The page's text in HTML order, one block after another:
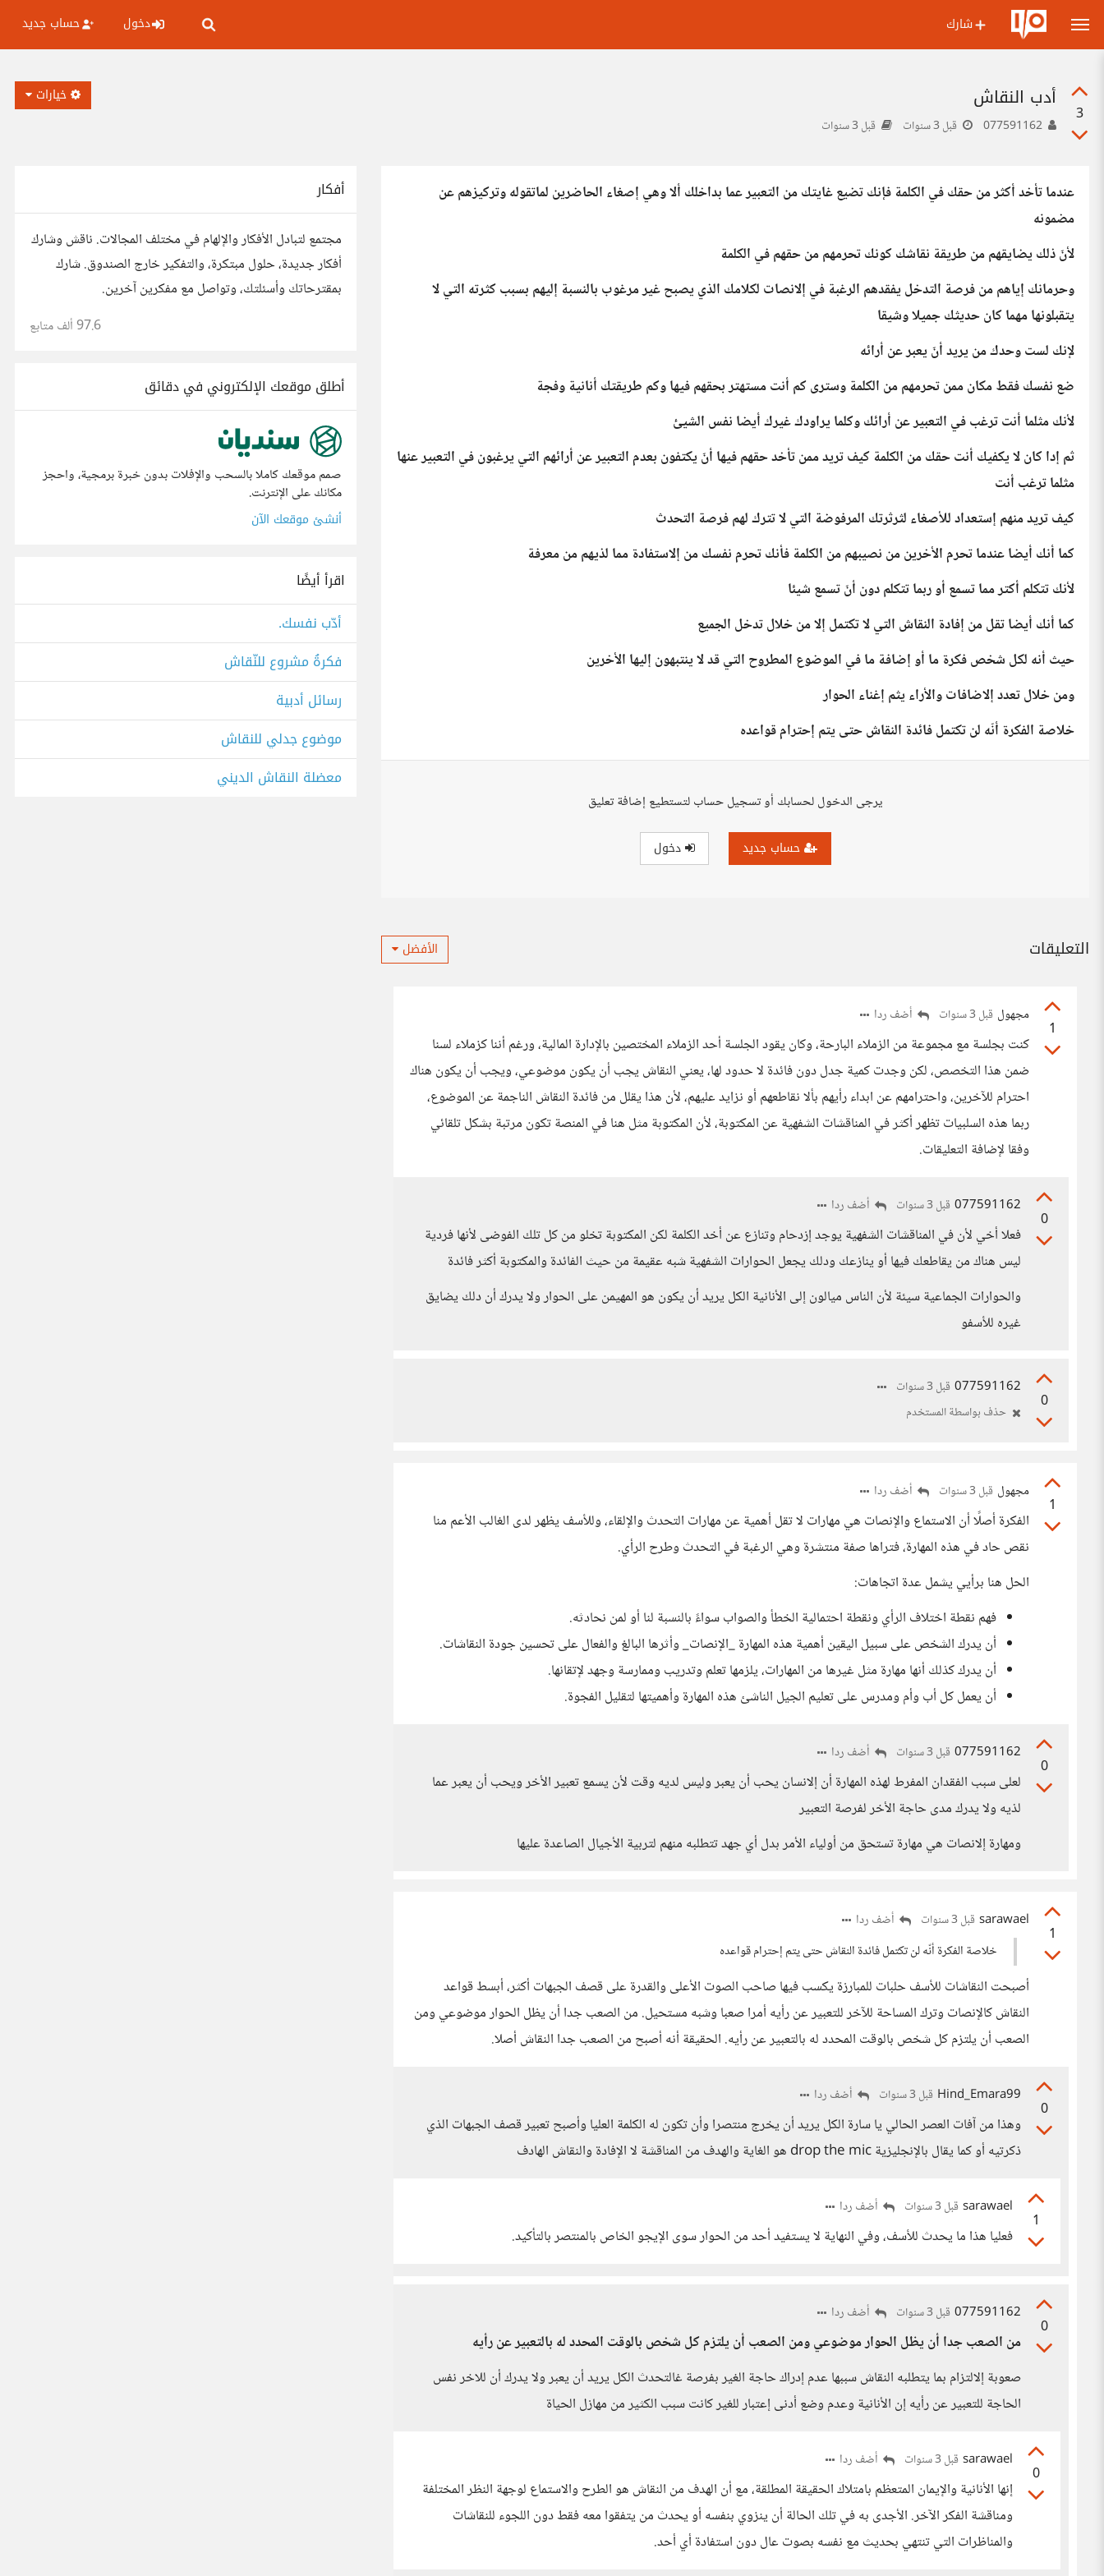
شارك دخول حساب جديد
3
أدب النقاش
قبل 3 سنوات قبل 3 سنوات
خيارات
عندما تأخد أكثر من حقك في الکلمة فإنك تضیع غایتك من التعبیر عما بداخلك ألا وهي إصغاء الحاضرین لماتقوله وترکیزهم عن
مضمونه
لأنّ ذلك یضایقهم من طریقة نقاشك كونك تحرمهم من حقهم في الکلمة
وحرمانك إیاهم من فرصة التدخل یفقدهم الرغبة في إلانصات لکلامك الذي یصبح غير مرغوب بالنسبة إلیهم بسبب کثرته التي لا
یتقبلونها مهما کان حدیثك جمیلا وشیقا
لإنك لست وحدك من یرید أنّ یعبر عن أرائه
ضع نفسك فقط مکان ممن تحرمهم من الکلمة وستری کم أنت مستهتر بحقهم فیها وكم طريقتك أنانية وفجة
لأنك مثلما أنت ترغب في التعبیر عن أرائك وكلما يراودك غیرك أیضا نفس الشیئ
ثم إدا کان لا یکفیك أنت حقك من الکلمة کیف ترید ممن تأخد حقهم فیها أنّ یکتفون بعدم التعبیر عن أرائهم التي یرغبون في التعبیر عنها
مثلما ترغب أنت
کیف ترید منهم إستعداد للأصغاء لثرثرتك المرفوضة التي لا تترك لهم فرصة التحدث
كما أنك أيضا عندما تحرم الأخرین من نصیبهم من الکلمة فأنك تحرم نفسك من إلاستفادة مما لذیهم من معرفة
لأنك تتکلم أکتر مما تسمع أو ربما تتکلم دون أنّ تسمع شیئا
کما أنك أیضا تقل من إفادة النقاش التي لا تکتمل إلا من خلال تدخل الجمیع
حیث أنه لکل شخص فکرة ما أو إضافة ما في الموضوع المطروح التي قد لا ینتبهون إلیها الأخرین
ومن خلال تعدد إلاضافات والأراء یثم إغناء الحوار
خلاصة الفکرة أنّه لن تکتمل فائدة النقاش حتی یتم إحترام قواعده
يرجى الدخول لحسابك أو تسجيل حساب لتستطيع إضافة تعليق
حساب جديد دخول
التعليقات الأفضل
1
مجهول قبل 3 سنوات أضف ردا
كنت بجلسة مع مجموعة من الزملاء البارحة، وكان يقود الجلسة أحد الزملاء المختصين بالإدارة المالية، ورغم أننا كزملاء لسنا
ضمن هذا التخصص، لكن وجدت كمية جدل دون فائدة لا حدود لها، يعني النقاش يجب أن يكون موضوعي، ويجب أن يكون هناك
احترام للآخرين، واحترامهم عن ابداء رأيهم بألا نقاطعهم أو نزايد عليهم، لأن هذا يقلل من فائدة النقاش الناجمة عن الموضوع،
ربما هذه السلبيات تظهر أكثر في المناقشات الشفهية عن المكتوبة، لأن المكتوبة مثل هنا في المنصة تكون مرتبة بشكل تلقائي
وفقا لإضافة التعليقات.
0
077591162 قبل 3 سنوات أضف ردا
فعلا أخي لأن في المناقشات الشفهية يوجد إزدحام وتنازع عن أخد الكلمة لكن المكتوبة تخلو من كل تلك الفوضى لأنها فردية
ليس هناك من يقاطعك فيها أو ينازعك ودلك يجعل الحوارات الشفهية شبه عقيمة من حيث الفائدة والمكتوبة أكثر فائدة
والحوارات الجماعية سيئة لأن الناس ميالون إلى الأنانية الكل يريد أن يكون هو المهيمن على الحوار ولا يدرك أن دلك يضايق
غيره للأسفو
0
077591162 قبل 3 سنوات
حذف بواسطة المستخدم
1
مجهول قبل 3 سنوات أضف ردا
الفكرة أصلًا أن الاستماع والإنصات هي مهارات لا تقل أهمية عن مهارات التحدث والإلقاء، وللأسف يظهر لدى الغالب الأعم منا
نقص حاد في هذه المهارة، فتراها صفة منتشرة وهي الرغبة في التحدث وطرح الرأي.
الحل هنا برأيي يشمل عدة اتجاهات:
فهم نقطة اختلاف الرأي ونقطة احتمالية الخطأ والصواب سواءً بالنسبة لنا أو لمن نحادثه.
أن يدرك الشخص على سبيل اليقين أهمية هذه المهارة _الإنصات_ وأثرها البالغ والفعال على تحسين جودة النقاشات.
أن يدرك كذلك أنها مهارة مثل غيرها من المهارات، يلزمها تعلم وتدريب وممارسة وجهد لإتقانها.
أن يعمل كل أب وأم ومدرس على تعليم الجيل الناشئ هذه المهارة وأهميتها لتقليل الفجوة.
0
077591162 قبل 3 سنوات أضف ردا
لعلى سبب الفقدان المفرط لهذه المهارة أن إلانسان يحب أن يعبر وليس لديه وقت لأن يسمع تعبير الأخر ويحب أن يعبر عما
لذيه ولا يدرك مدى حاجة الأخر لفرصة التعبير
ومهارة إلانصات هي مهارة تستحق من أولياء الأمر بدل أي جهد تتطلبه منهم لتربية الأجيال الصاعدة عليها
1
sarawael قبل 3 سنوات
أضف ردا
خلاصة الفکرة أنّه لن تکتمل فائدة النقاش حتی یتم إحترام قواعده
أصبحت النقاشات للأسف حلبات للمبارزة يكسب فيها صاحب الصوت الأعلى والقدرة على قصف الجبهات أكثر، أبسط قواعد
النقاش كالإنصات وترك المساحة للآخر للتعبير عن رأيه أمرا صعبا وشبه مستحيل. من الصعب جدا أن يظل الحوار موضوعي ومن
الصعب أن يلتزم كل شخص بالوقت المحدد له بالتعبير عن رأيه. الحقيقة أنه أصبح من الصعب جدا النقاش أصلا.
0
Hind_Emara99 قبل 3 سنوات أضف ردا
وهذا من آفات العصر الحالي يا سارة الكل يريد أن يخرج منتصرا وأن تكون له الكلمة العليا وأصبح تعبير قصف الجبهات الذي
ذكرتيه أو كما يقال بالإنجليزية drop the mic هو الغاية والهدف من المناقشة لا الإفادة والنقاش الهادف
1
sarawael قبل 3 سنوات أضف ردا
فعليا هذا ما يحدث للأسف، وفي النهاية لا يستفيد أحد من الحوار سوى الإيجو الخاص بالمنتصر بالتأكيد.
0
077591162 قبل 3 سنوات أضف ردا
من الصعب جدا أن يظل الحوار موضوعي ومن الصعب أن يلتزم كل شخص بالوقت المحدد له بالتعبير عن رأيه
صعوبة إلالتزام بما يتطلبه النقاش سببها عدم إدراك حاجة الغير بفرصة غالتحدث الكل يريد أن يعبر ولا يدرك أن للاخر نفس
الحاجة للتعبير عن رأيه إن الأنانية وعدم وضع أدنى إعتبار للغير كانت سبب الكثير من مهازل الحياة
0
sarawael قبل 3 سنوات أضف ردا
إنها الأنانية والإيمان المتعظم بامتلاك الحقيقة المطلقة، مع أن الهدف من النقاش هو الطرح والاستماع لوجهة النظر المختلفة
ومناقشة الفكر الآخر. الأجدى به في تلك الحالة أن ينزوي بنفسه أو يحدث من يتفقوا معه فقط دون اللجوء للنقاشات
والمناظرات التي تنتهي بحديث مع نفسه بصوت عال دون استفادة أي أحد.
أفكار
مجتمع لتبادل الأفكار والإلهام في مختلف المجالات. ناقش وشارك
أفكار جديدة، حلول مبتكرة، والتفكير خارج الصندوق. شارك
بمقترحاتك وأسئلتك، وتواصل مع مفكرين آخرين.
97.6 ألف متابع
أطلق موقعك الإلكتروني في دقائق
صمم موقعك كاملا بالسحب والإفلات بدون خبرة برمجية، واحجز
مكانك على الإنترنت.
أنشئ موقعك الآن
اقرأ أيضًا
أدّب نفسك.
فكرةُ مشروع للنّقاش
رسائل أدبية
موضوع جدلي للنقاش
معضلة النقاش الديني